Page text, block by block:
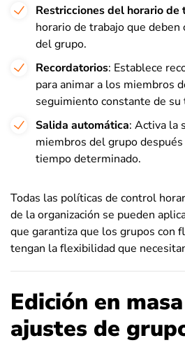
Restricciones del horario de
horario de trabajo que
del grupo.
Recordatorios: Establece
para animar a los miembros
seguimiento constante de su
Salida automática: Activa la
miembros del grupo
tiempo determinado.
Todas las políticas de control
de la organización se pueden
que garantiza que los grupos con
tengan la flexibilidad que
Edición en
ajustes de